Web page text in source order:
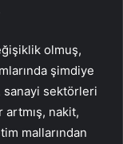
olmuş,
şimdiye
sanayi sektörleri
artmış, nakit,
mallarından